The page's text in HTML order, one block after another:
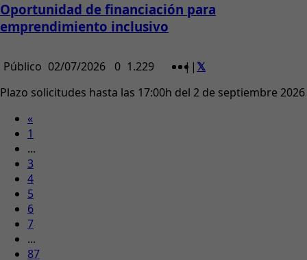
Oportunidad de financiación para
emprendimiento inclusivo
Público 02/07/2026 0 1.229 | |
Plazo solicitudes hasta las 17:00h del 2 de septiembre 2026
«
1
...
3
4
5
6
7
...
87